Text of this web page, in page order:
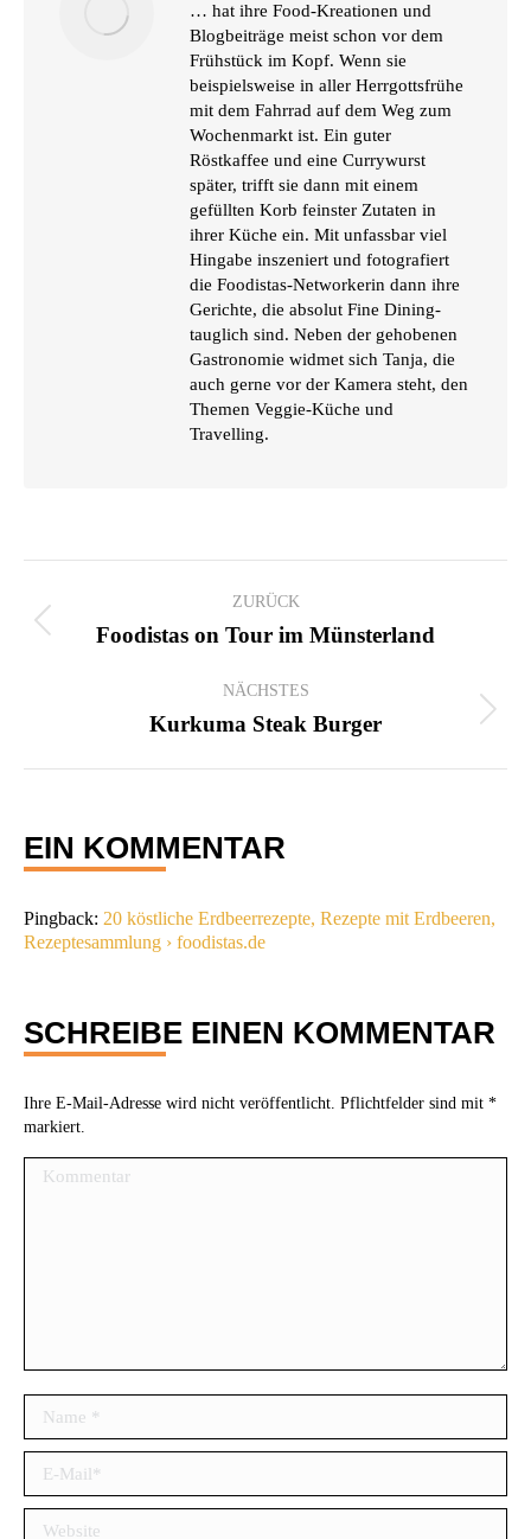
… hat ihre Food-Kreationen und
Blogbeiträge meist schon vor dem
Frühstück im Kopf. Wenn sie
beispielsweise in aller Herrgottsfrühe
mit dem Fahrrad auf dem Weg zum
Wochenmarkt ist. Ein guter
Röstkaffee und eine Currywurst
später, trifft sie dann mit einem
gefüllten Korb feinster Zutaten in
ihrer Küche ein. Mit unfassbar viel
Hingabe inszeniert und fotografiert
die Foodistas-Networkerin dann ihre
Gerichte, die absolut Fine Dining-
tauglich sind. Neben der gehobenen
Gastronomie widmet sich Tanja, die
auch gerne vor der Kamera steht, den
Themen Veggie-Küche und
Travelling.
ZURÜCK
Vorheriger
Foodistas on Tour im Münsterland
NÄCHSTES
Nächster
Kurkuma Steak Burger
EIN KOMMENTAR
Pingback: 20 köstliche Erdbeerrezepte, Rezepte mit Erdbeeren,
Rezeptesammlung › foodistas.de
SCHREIBE EINEN KOMMENTAR
Ihre E-Mail-Adresse wird nicht veröffentlicht. Pflichtfelder sind mit *
markiert.
Kommentar